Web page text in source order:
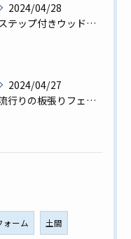
2024/04/28
ステップ付きウッドデッキ♪用途に合わせたウッドデッキ✨
2024/04/27
流行りの板張りフェンス工事完了✨
ォーム 土間